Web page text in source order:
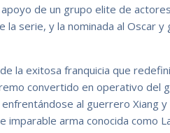
de un grupo elite de
la serie, y la nominada al Oscar
la exitosa franquicia que
convertido en operativo del
al guerrero Xiang
arma conocida como